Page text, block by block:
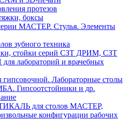
протезов
боксы
МАСТЕР. Стулья. Элементы
зубного техника
стойки серий СЗТ ДРИМ, СЗТ
лабораторий и врачебных
Лабораторные столы
Гипсоотстойники и др.
для столов МАСТЕР,
конфигурации рабочих